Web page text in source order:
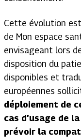
Cette évolution
de Mon espace
envisageant lors
disposition du
disponibles et
européennes
déploiement de
cas d’usage de
prévoir la